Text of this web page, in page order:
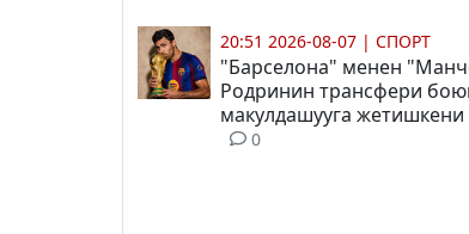
20:51 2026-08-07 | СПОРТ
"Барселона" менен
Родринин трансфери
макулдашууга
0